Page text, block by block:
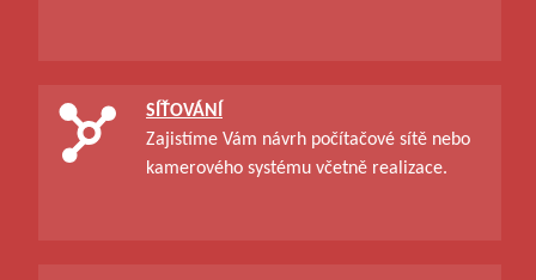
SÍŤOVÁNÍ
Zajistíme Vám návrh počítačové sítě nebo
kamerového systému včetně realizace.